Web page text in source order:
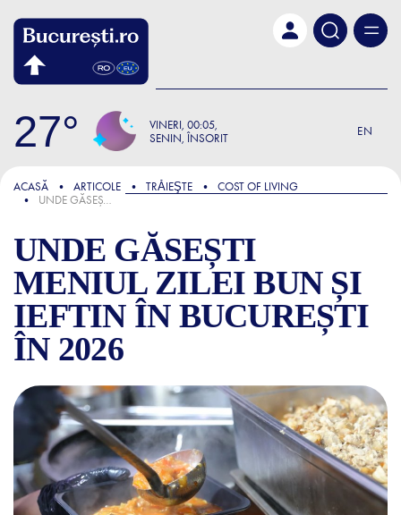
27 VINERI 00:05
SENIN, ÎNSORIT
EN
FOCUS
ACASĂ ARTICOLE TRǍIEŞTE
COST OF LIVING
UNDE GĂSEȘTI MENIUL ZILEI BUN ȘI IEFTIN ÎN BUCUREȘTI ÎN 2026
UNDE GĂSEȘTI
MENIUL ZILEI BUN ȘI
IEFTIN ÎN BUCUREȘTI
ÎN 2026
UNDE GĂSEȘTI MENIUL